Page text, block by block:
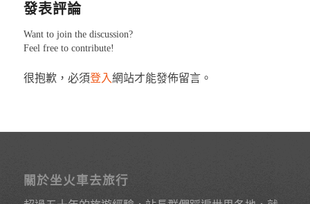
發表評論
Want to join the discussion?
Feel free to contribute!
很抱歉，必須登入網站才能發佈留言。
關於坐火車去旅行